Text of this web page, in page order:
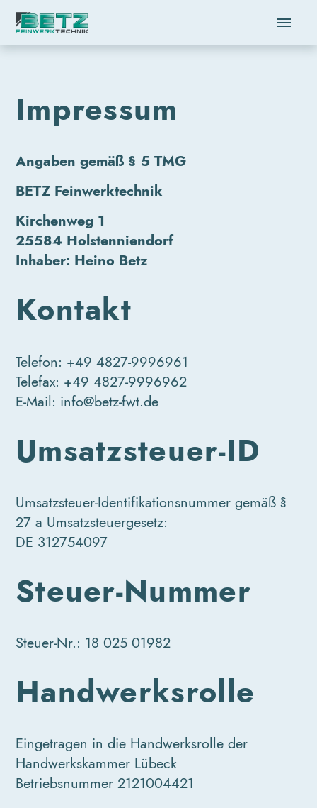
Menü überspringen
Impressum
Angaben gemäß § 5 TMG
BETZ Feinwerktechnik
Kirchenweg 1
25584 Holstenniendorf
Inhaber: Heino Betz
Kontakt
Telefon: +49 4827-9996961
Telefax: +49 4827-9996962
E-Mail: info@betz-fwt.de
Umsatzsteuer-ID
Umsatzsteuer-Identifikationsnummer gemäß §
27 a Umsatzsteuergesetz:
DE 312754097
Steuer-Nummer
Steuer-Nr.: 18 025 01982
Handwerksrolle
Eingetragen in die Handwerksrolle der
Handwerkskammer Lübeck
Betriebsnummer 2121004421